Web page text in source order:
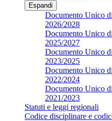
Espandi
Documento Unico
2026/2028
Documento Unico
2025/2027
Documento Unico
2023/2025
Documento Unico
2022/2024
Documento Unico
2021/2023
Statuti e leggi regionali
Codice disciplinare e